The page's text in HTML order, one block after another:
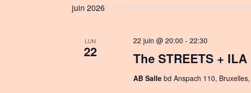
c
d
a
juin 2026
LUN
22 The STREETS +
22 juin @ 20:00 - 22:30
AB Salle bd Anspach 110,